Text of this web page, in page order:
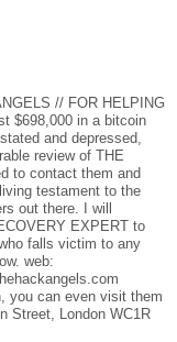
// FOR HELPING
$698,000 in a bitcoin
and depressed,
review of THE
to contact them and
testament to the
out there. I will
EXPERT to
falls victim to any
web:
you can even visit them
Street, London WC1R